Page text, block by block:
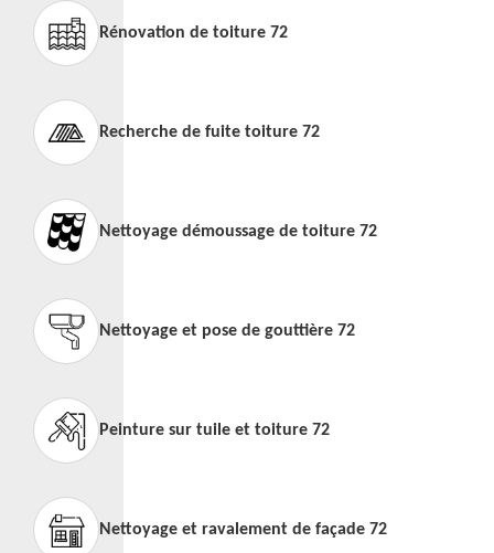
Rénovation de toiture 72
Recherche de fuite toiture 72
Nettoyage démoussage de toiture 72
Nettoyage et pose de gouttière 72
Peinture sur tuile et toiture 72
Nettoyage et ravalement de façade 72